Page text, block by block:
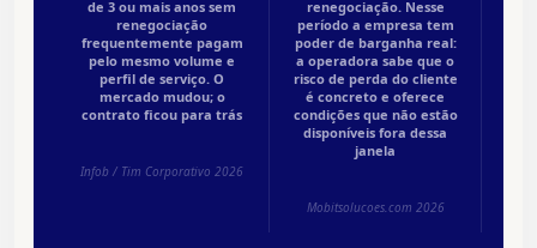
de 3 ou mais anos sem
renegociação
frequentemente pagam
pelo mesmo volume e
perfil de serviço. O
mercado mudou; o
contrato ficou para trás
Infob / Tim Corporativo 2026
renegociação. Nesse
período a empresa tem
poder de barganha real:
a operadora sabe que o
risco de perda do cliente
é concreto e oferece
condições que não estão
disponíveis fora dessa
janela
Mobitsolucoes.com 2026